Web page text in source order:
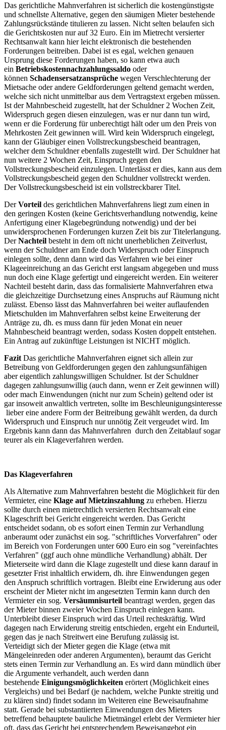
Das gerichtliche Mahnverfahren ist sicherlich die kostengünstigste
und schnellste Alternative, gegen den säumigen Mieter bestehende
Zahlungsrückstände titulieren zu lassen. Nicht selten belaufen sich
die Gerichtskosten nur auf 32 Euro. Ein im Mietrecht versierter
Rechtsanwalt kann hier leicht elektronisch die bestehenden
Forderungen beitreiben. Dabei ist es egal, welchen genauen
Ursprung diese Forderungen haben, so kann etwa auch
ein Betriebskostennachzahlungssaldo oder
können Schadensersatzansprüche wegen Verschlechterung der
Mietsache oder andere Geldforderungen geltend gemacht werden,
welche sich nicht unmittelbar aus dem Vertragstext ergeben müssen.
Ist der Mahnbescheid zugestellt, hat der Schuldner 2 Wochen Zeit,
Widerspruch gegen diesen einzulegen, was er nur dann tun wird,
wenn er die Forderung für unberechtigt hält oder um den Preis von
Mehrkosten Zeit gewinnen will. Wird kein Widerspruch eingelegt,
kann der Gläubiger einen Vollstreckungsbescheid beantragen,
welcher dem Schuldner ebenfalls zugestellt wird. Der Schuldner hat
nun weitere 2 Wochen Zeit, Einspruch gegen den
Vollstreckungsbescheid einzulegen. Unterlässt er dies, kann aus dem
Vollstreckungsbescheid gegen den Schuldner vollstreckt werden.
Der Vollstreckungsbescheid ist ein vollstreckbarer Titel.
DerVorteil des gerichtlichen Mahnverfahrens liegt zum einen in
den geringen Kosten (keine Gerichtsverhandlung notwendig, keine
Anfertigung einer Klagebegründung notwendig) und der bei
unwidersprochenen Forderungen kurzen Zeit bis zur Titelerlangung.
DerNachteil besteht in dem oft nicht unerheblichen Zeitverlust,
wenn der Schuldner am Ende doch Widerspruch oder Einspruch
einlegen sollte, denn dann wird das Verfahren wie bei einer
Klageeinreichung an das Gericht erst langsam abgegeben und muss
nun doch eine Klage gefertigt und eingereicht werden. Ein weiterer
Nachteil besteht darin, dass das formalisierte Mahnverfahren etwa
die gleichzeitige Durchsetzung eines Anspruchs auf Räumung nicht
zulässt. Ebenso lässt das Mahnverfahren bei weiter auflaufenden
Mietschulden im Mahnverfahren selbst keine Erweiterung der
Anträge zu, dh. es muss dann für jeden Monat ein neuer
Mahnbescheid beantragt werden, sodass Kosten doppelt entstehen.
Ein Antrag auf zukünftige Leistungen ist NICHT möglich.
Fazit Das gerichtliche Mahnverfahren eignet sich allein zur
Betreibung von Geldforderungen gegen den zahlungsunfähigen
aber eigentlich zahlungswilligen Schuldner. Ist der Schuldner
dagegen zahlungsunwillig (auch dann, wenn er Zeit gewinnen will)
oder mach Einwendungen (nicht nur zum Schein) geltend oder ist
gar insoweit anwaltlich vertreten, sollte im Beschleunigungsinteresse
lieber eine andere Form der Beitreibung gewählt werden, da durch
Widerspruch und Einspruch nur unnötig Zeit vergeudet wird. Im
Ergebnis kann dann das Mahnverfahren durch den Zeitablauf sogar
teurer als ein Klageverfahren werden.
Das Klageverfahren
Als Alternative zum Mahnverfahren besteht die Möglichkeit für den
Vermieter, eine Klage auf Mietzinszahlung zu erheben. Hierzu
sollte durch einen mietrechtlich versierten Rechtsanwalt eine
Klageschrift bei Gericht eingereicht werden. Das Gericht
entscheidet sodann, ob es sofort einen Termin zur Verhandlung
anberaumt oder zunächst ein sog. "schriftliches Vorverfahren" oder
im Bereich von Forderungen unter 600 Euro ein sog "vereinfachtes
Verfahren" (ggf auch ohne mündliche Verhandlung) abhält. Der
Mieterseite wird dann die Klage zugestellt und diese kann darauf in
gesetzter Frist inhaltlich erwidern, dh. ihre Einwendungen gegen
den Anspruch schriftlich vortragen. Bleibt eine Erwiderung aus oder
erscheint der Mieter nicht im angesetzten Termin kann durch den
Vermieter ein sog. Versäumnisurteil beantragt werden, gegen das
der Mieter binnen zweier Wochen Einspruch einlegen kann.
Unterbleibt dieser Einspruch wird das Urteil rechtskräftig. Wird
dagegen nach Erwiderung streitig entschieden, ergeht ein Endurteil,
gegen das je nach Streitwert eine Berufung zulässig ist.
Verteidigt sich der Mieter gegen die Klage (etwa mit
Mängeleinreden oder anderen Argumenten), beraumt das Gericht
stets einen Termin zur Verhandlung an. Es wird dann mündlich über
die Argumente verhandelt, auch werden dann
bestehende Einigungsmöglichkeiten erörtert (Möglichkeit eines
Vergleichs) und bei Bedarf (je nachdem, welche Punkte streitig und
zu klären sind) findet sodann im Weiteren eine Beweisaufnahme
statt. Gerade bei substantiierten Einwendungen des Mieters
betreffend behauptete bauliche Mietmängel erlebt der Vermieter hier
oft, dass das Gericht bei entsprechendem Beweisangebot ein